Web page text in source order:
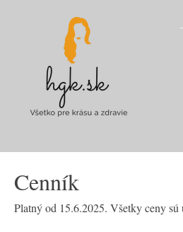
Cenník
Platný od 15.6.2025. Všetky ceny sú